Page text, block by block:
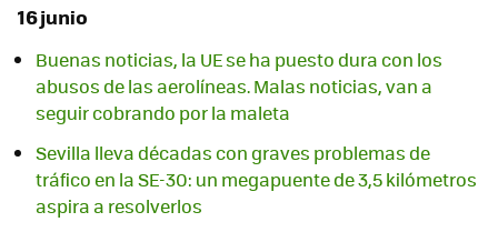
16 junio
Buenas noticias, la UE se ha puesto dura con los
abusos de las aerolíneas. Malas noticias, van a
seguir cobrando por la maleta
Sevilla lleva décadas con graves problemas de
tráfico en la SE-30: un megapuente de 3,5 kilómetros
aspira a resolverlos